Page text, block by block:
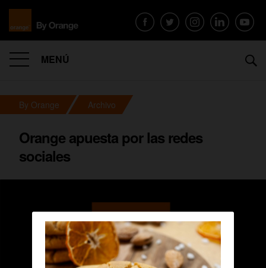
MENÚ
By Orange Archivo
Orange apuesta por las redes
sociales